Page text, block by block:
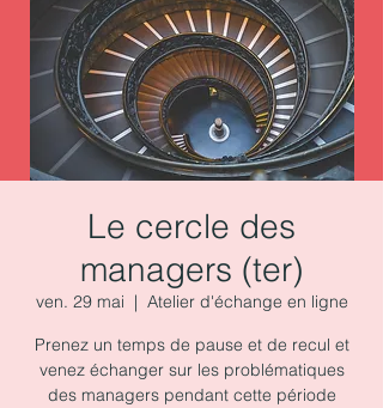
Le cercle des
managers (ter)
ven. 29 mai
  |
Atelier d'échange en ligne
Prenez un temps de pause et de recul et
venez échanger sur les problématiques
des managers pendant cette période